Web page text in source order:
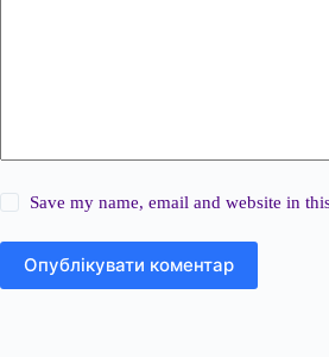
Save my name, email and website in
Опублікувати коментар